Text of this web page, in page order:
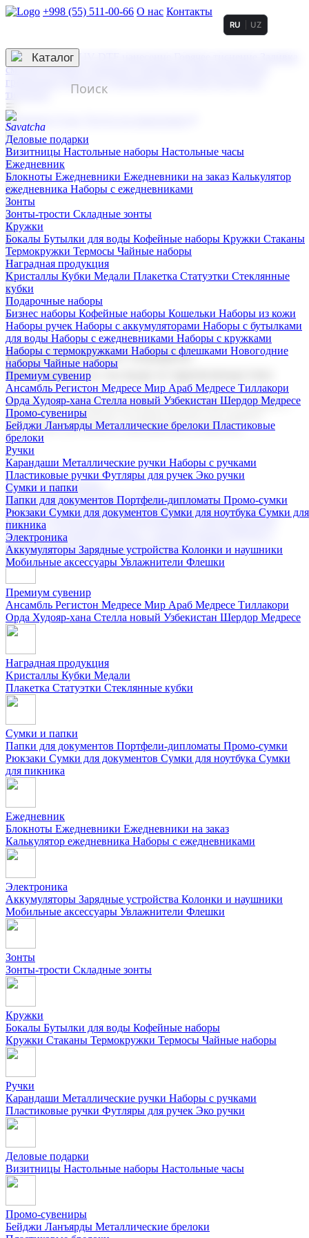
+998 (55) 511-00-66 О нас Контакты
3D гравировка
смолой (Doming)
гравировка твердая
тиснение
RU UZ
☰
Контакты
Каталог
Деловые подарки
Визитницы Настольные наборы Настольные часы
Ежедневник
Блокноты Ежедневники Ежедневники на заказ Калькулятор
ежедневника Наборы с ежедневниками
Зонты
Зонты-трости Складные зонты
Кружки
Бокалы Бутылки для воды Кофейные наборы Кружки Стаканы
Термокружки Термосы Чайные наборы
Наградная продукция
Kристаллы Кубки Медали Плакетка Статуэтки Стеклянные
кубки
Подарочные наборы
Бизнес наборы Кофейные наборы Кошельки Наборы из кожи
Наборы ручек Наборы с аккумуляторами Наборы с бутылками
для воды Наборы с ежедневниками Наборы с кружками
Наборы с термокружками Наборы с флешками Новогодние
наборы Чайные наборы
Премиум сувенир
Ансамбль Регистон Медресе Мир Араб Медресе Тиллакори
Орда Худояр-хана Стелла новый Узбекистан Шердор Медресе
Промо-сувениры
Бейджи Ланъярды Металлические брелоки Пластиковые
брелоки
Ручки
Карандаши Металлические ручки Наборы с ручками
Пластиковые ручки Футляры для ручек Эко ручки
Сумки и папки
Папки для документов Портфели-дипломаты Промо-сумки
Рюкзаки Сумки для документов Сумки для ноутбука Сумки для
пикника
Электроника
Аккумуляторы Зарядные устройства Колонки и наушники
Мобильные аксессуары Увлажнители Флешки
Корпоративные подарки
Поставка со склада и производство
Мы предлагаем широкий выбор корпоративных подарков и
сувениров с логотипом. В нашем каталоге вы найдете
продукцию для бизнеса, мероприятия и клиентов.
Подарочные наборы
Бизнес наборыКофейные наборы Кошельки
Наборы из кожиНаборы ручекНаборы с аккумуляторами
Наборы с бутылками для воды
Наборы с ежедневниками
Наборы с кружками
флешкамиНовогодние наборыЧайные наборы
Премиум сувенир
Ансамбль Регистон Медресе Мир Араб Медресе Тиллакори
Орда Худояр-хана Стелла новый Узбекистан Шердор Медресе
Наградная продукция
Kристаллы Кубки Медали
Плакетка Статуэтки Стеклянные кубки
Сумки и папки
Папки для документов Портфели-дипломаты Промо-сумки
Рюкзаки Сумки для документов Сумки для ноутбука Сумки
для пикника
Ежедневник
Блокноты Ежедневники Ежедневники на заказ
Калькулятор ежедневника Наборы с ежедневниками
Электроника
Аккумуляторы Зарядные устройства Колонки и наушники
Мобильные аксессуары Увлажнители Флешки
Зонты
Зонты-трости Складные зонты
Кружки
Бокалы Бутылки для воды Кофейные наборы
Кружки Стаканы Термокружки Термосы Чайные наборы
Ручки
Карандаши Металлические ручки Наборы с ручками
Пластиковые ручки Футляры для ручек Эко ручки
Деловые подарки
Визитницы Настольные наборы Настольные часы
Промо-сувениры
Бейджи Ланъярды Металлические брелоки